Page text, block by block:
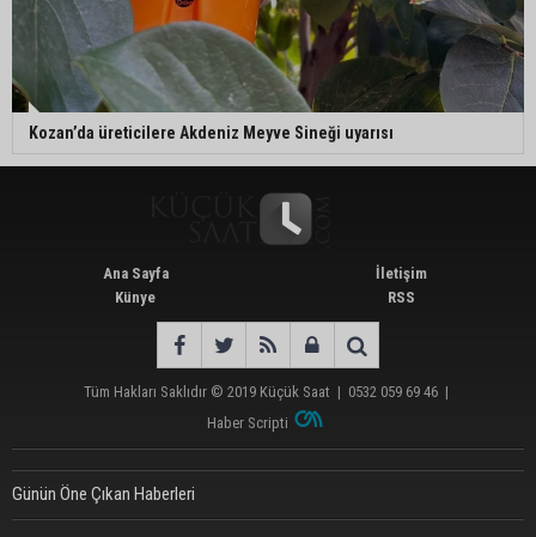
Kozan’da üreticilere Akdeniz Meyve Sineği uyarısı
Ana Sayfa
Künye
İletişim
RSS
Tüm Hakları Saklıdır © 2019 Küçük Saat | 0532 059 69 46 |
Haber Scripti
Günün Öne Çıkan Haberleri